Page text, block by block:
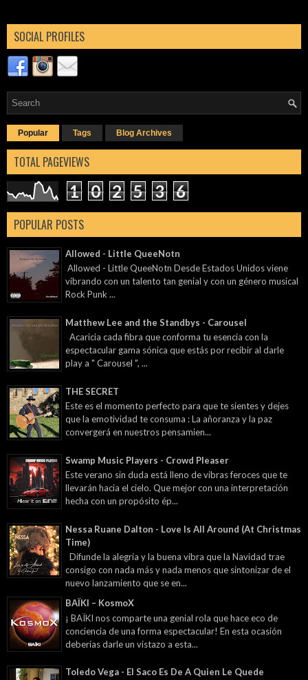
SOCIAL PROFILES
Popular Tags Blog Archives
TOTAL PAGEVIEWS
1 0 2 5 3 6
POPULAR POSTS
Allowed - Little QueeNotn
Allowed - Little QueeNotn Desde Estados Unidos viene
vibrando con un talento tan genial y con un género musical
Rock Punk ...
Matthew Lee and the Standbys - Carousel
Acaricia cada fibra que conforma tu esencia con la
espectacular gama sónica que estás por recibir al darle
play a " Carousel ", ...
THE SECRET
Este es el momento perfecto para que te sientes y dejes
que la emotividad te consuma : La añoranza y la paz
convergerá en nuestros pensamien...
Swamp Music Players - Crowd Pleaser
Este verano sin duda está lleno de vibras feroces que te
llevarán hacia el cielo. Que mejor con una interpretación
hecha con un propósito ép...
Nessa Ruane Dalton - Love Is All Around (At Christmas
Time)
Difunde la alegría y la buena vibra que la Navidad trae
consigo con nada más y nada menos que sintonizar de el
nuevo lanzamiento que se en...
BAÏKI – KosmoX
¡ BAÏKI nos comparte una genial rola que hace eco de
conciencia de una forma espectacular! En esta ocasión
deberías darle un vistazo a esta...
Toledo Vega - El Saco Es De A Quien Le Quede